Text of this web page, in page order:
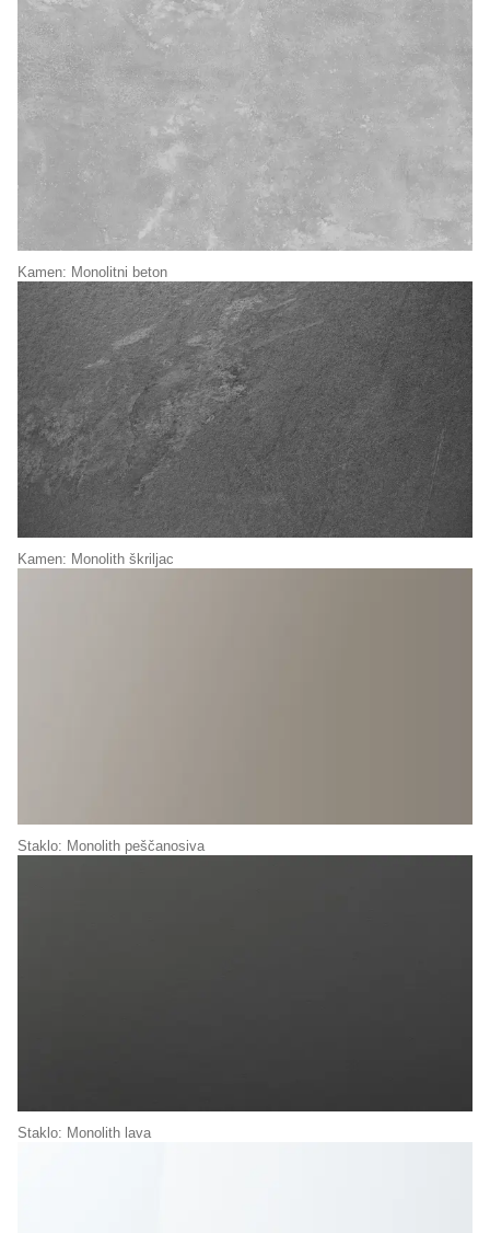
Kamen: Monolitni beton
Kamen: Monolith škriljac
Staklo: Monolith peščanosiva
Staklo: Monolith lava